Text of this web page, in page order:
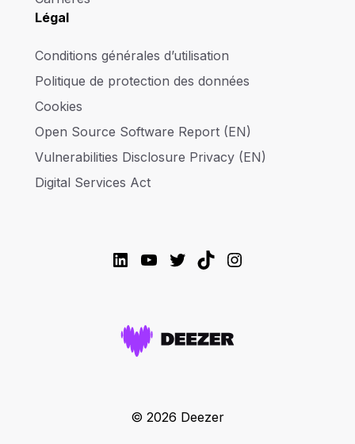
Légal
Conditions générales d’utilisation
Politique de protection des données
Cookies
Open Source Software Report (EN)
Vulnerabilities Disclosure Privacy (EN)
Digital Services Act
LinkedIn
YouTube
Twitter
TikTokInstagram
© 2026 Deezer